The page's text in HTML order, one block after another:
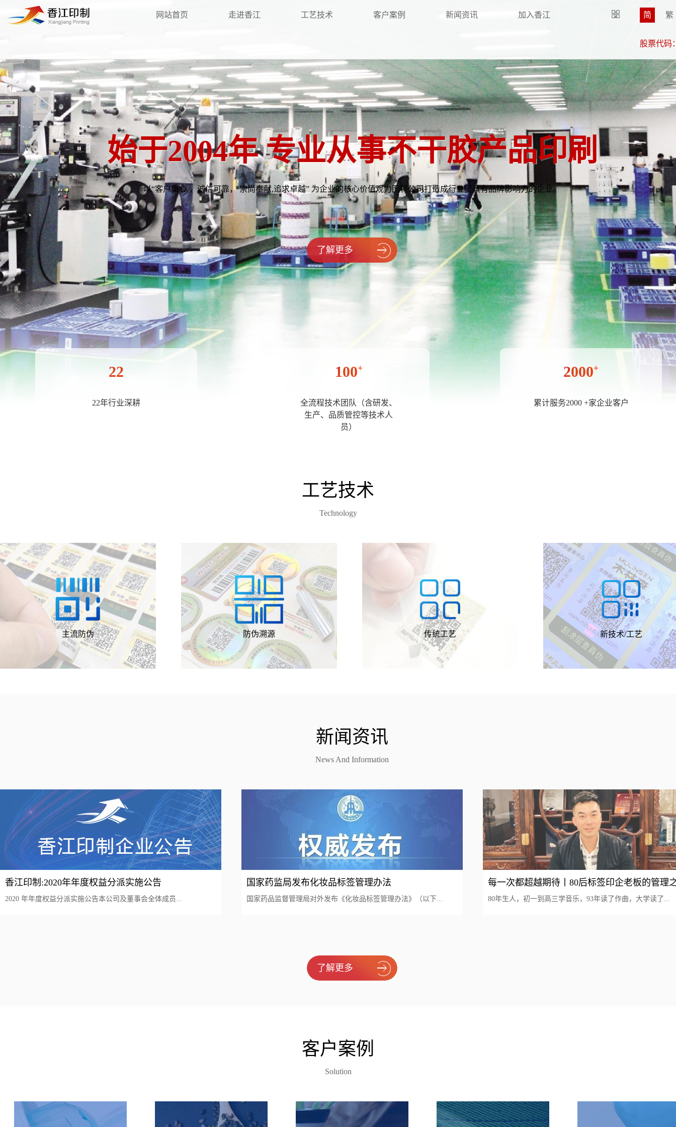
网站首页 走进香江 工艺技术 客户案例 新闻资讯 加入香江 简 繁

股票代码
始于2004年 专业从事不干胶产品印刷
以“客户重心 ，诚信可靠， 崇尚奉献,追求卓越” 为企业的核心价值观力图将公司打造成行业里具有品牌影响力的企业。
了解更多
22
22年行业深耕
100+
全流程技术团队（含研发、
生产、品质管控等技术人
员）
2000+
累计服务2000 +家企业客户
工艺技术
Technology

主流防伪
依托产品身份码作载体，协助品牌
触达消费者，让消费者感知科技的
同时，更感动于智能便捷和安全可
信。
详情

防伪溯源
一物一码数字化溯源体系帮助企业
实现从原产地到供应链，从经销代
理商到终端用户进行全链路闭环式
数据化管理。

传统工艺
定制不同材质不同尺寸的不干胶标
签纸，如铜版纸、热敏纸、合成
纸、PET、防伪开启、易碎纸、耐
高温、RFID等等。
详情

新技术/工艺
专注于研究产品标签数字化应用
域，服务全球知名品牌企业，是
家致力于数智物联和品牌数字化
销服务的科技公司
详情
新闻资讯
News And Information
香江印制:2020年年度权益分派实施公告
2020 年年度权益分派实施公告本公司及董事会全体成员...
国家药监局发布化妆品标签管理办法
国家药品监督管理局对外发布《化妆品标签管理办法》（以下...
每一次都超越期待丨80后标签印企老板的管理
80年生人，初一到高三学音乐，93年读了作曲，大学读了...
了解更多
客户案例
Solution